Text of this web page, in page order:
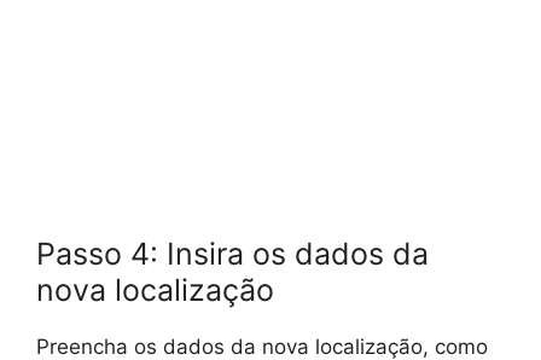
Passo 4: Insira os dados da
nova localização
Preencha os dados da nova localização, como